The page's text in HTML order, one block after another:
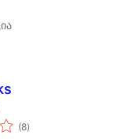
(8საერთო
რეიტინგი
)